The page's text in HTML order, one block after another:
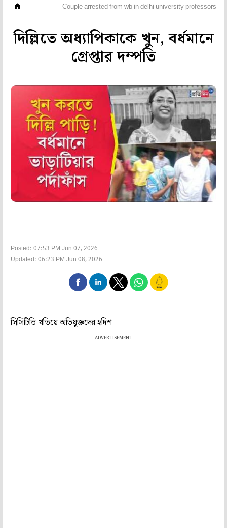
Couple arrested from wb in delhi university professors
দিল্লিতে অধ্যাপিকাকে খুন, বর্ধমানে
গ্রেপ্তার দম্পতি
Posted: 07:53 PM Jun 07, 2026
Updated: 06:23 PM Jun 08, 2026
সিসিটিভি খতিয়ে অভিযুক্তদের হদিশ।
ADVERTISEMENT